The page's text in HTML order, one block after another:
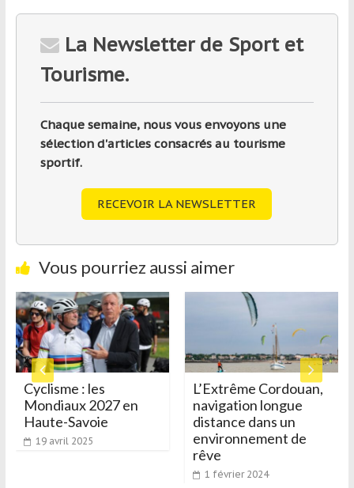
La Newsletter de Sport et
Tourisme.
Chaque semaine, nous vous envoyons une
sélection d'articles consacrés au tourisme
sportif.
RECEVOIR LA NEWSLETTER
Vous pourriez aussi aimer
Cyclisme : les
Mondiaux 2027 en
Haute-Savoie
19 avril 2025
L’Extrême Cordouan,
navigation longue
distance dans un
environnement de
rêve
1 février 2024